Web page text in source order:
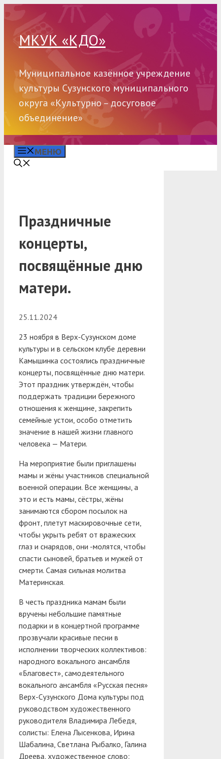
Перейти
к
содержимому
МКУК «КДО»
Муниципальное казённое учреждение
культуры Сузунского муниципального
округа «Культурно – досуговое
объединение»
МЕНЮ
Праздничные
концерты,
посвящённые дню
матери.
25.11.2024
23 ноября в Верх-Сузунском доме
культуры и в сельском клубе деревни
Камышинка состоялись праздничные
концерты, посвящённые дню матери.
Этот праздник утверждён, чтобы
поддержать традиции бережного
отношения к женщине, закрепить
семейные устои, особо отметить
значение в нашей жизни главного
человека — Матери.
На мероприятие были приглашены
мамы и жёны участников специальной
военной операции. Все женщины, а
это и есть мамы, сёстры, жёны
занимаются сбором посылок на
фронт, плетут маскировочные сети,
чтобы укрыть ребят от вражеских
глаз и снарядов, они -молятся, чтобы
спасти сыновей, братьев и мужей от
смерти. Самая сильная молитва
Материнская.
В честь праздника мамам были
вручены небольшие памятные
подарки и в концертной программе
прозвучали красивые песни в
исполнении творческих коллективов:
народного вокального ансамбля
«Благовест», самодеятельного
вокального ансамбля «Русская песня»
Верх-Сузунского Дома культуры под
руководством художественного
руководителя Владимира Лебедя,
солисты: Елена Лысенкова, Ирина
Шабалина, Светлана Рыбалко, Галина
Дреева, художественное слово: